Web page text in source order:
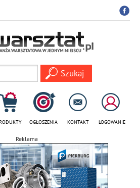
OGŁOSZENIA KONTAKT LOGOWANIE
Reklama